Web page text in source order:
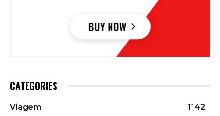
CATEGORIES
Viagem
1142